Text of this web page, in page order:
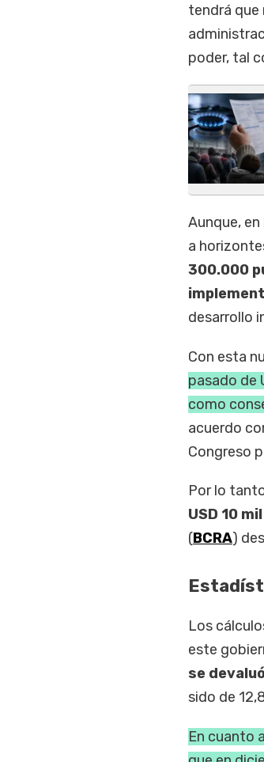
tendrá que
poder, tal
Aunque,
a
300.000
desarrollo
Con esta
pasado de
como
acuerdo
Congreso
Por lo
USD 10
(BCRA)
Los
este
se
sido de
En cuanto